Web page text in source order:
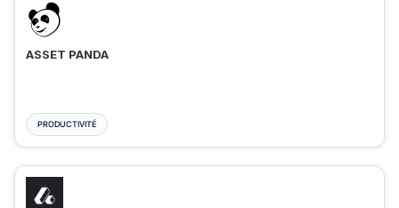
ASSET PANDA
PRODUCTIVITÉ